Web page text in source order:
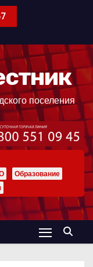
поселения
Образование